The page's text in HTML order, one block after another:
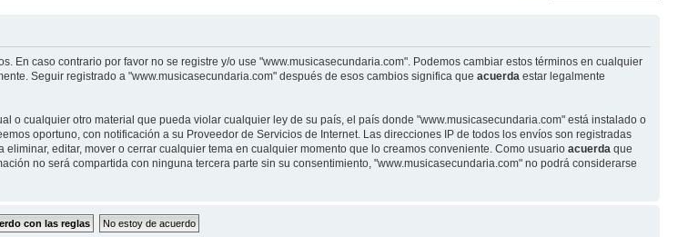
En caso contrario por favor no se registre y/o use "www.musicasecundaria.com". Podemos cambiar estos términos en cualquier
Seguir registrado a "www.musicasecundaria.com" después de esos cambios significa que acuerda estar legalmente
o cualquier otro material que pueda violar cualquier ley de su país, el país donde "www.musicasecundaria.com" está instalado o
oportuno, con notificación a su Proveedor de Servicios de Internet. Las direcciones IP de todos los envíos son registradas
editar, mover o cerrar cualquier tema en cualquier momento que lo creamos conveniente. Como usuario acuerda que
no será compartida con ninguna tercera parte sin su consentimiento, "www.musicasecundaria.com" no podrá considerarse